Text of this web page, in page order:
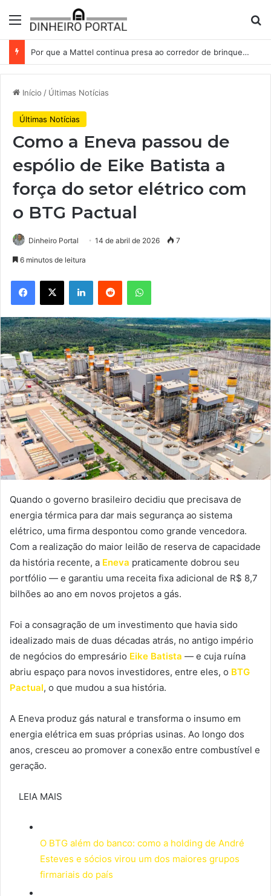
Menu
Por que a Mattel continua presa ao corredor de brinquedos
Início / Últimas Notícias
Últimas Notícias
Como a Eneva passou de
espólio de Eike Batista a
força do setor elétrico com
o BTG Pactual
Dinheiro Portal 14 de abril de 2026 7
6 minutos de leitura
Facebook
X LinkedinReddit WhatsApp
Quando o governo brasileiro decidiu que precisava de
energia térmica para dar mais segurança ao sistema
elétrico, uma firma despontou como grande vencedora.
Com a realização do maior leilão de reserva de capacidade
da história recente, a Eneva praticamente dobrou seu
portfólio — e garantiu uma receita fixa adicional de R$ 8,7
bilhões ao ano em novos projetos a gás.
Foi a consagração de um investimento que havia sido
idealizado mais de duas décadas atrás, no antigo império
de negócios do empresário Eike Batista — e cuja ruína
abriu espaço para novos investidores, entre eles, o BTG
Pactual, o que mudou a sua história.
A Eneva produz gás natural e transforma o insumo em
energia elétrica em suas próprias usinas. Ao longo dos
anos, cresceu ao promover a conexão entre combustível e
geração.
LEIA MAIS
O BTG além do banco: como a holding de André
Esteves e sócios virou um dos maiores grupos
firmariais do país